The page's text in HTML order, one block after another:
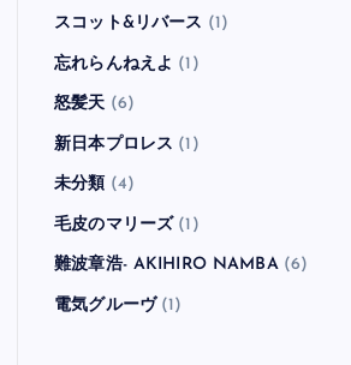
スコット&リバース (1)
忘れらんねえよ (1)
怒髪天 (6)
新日本プロレス (1)
未分類 (4)
毛皮のマリーズ (1)
難波章浩- AKIHIRO NAMBA(6)
電気グルーヴ(1)